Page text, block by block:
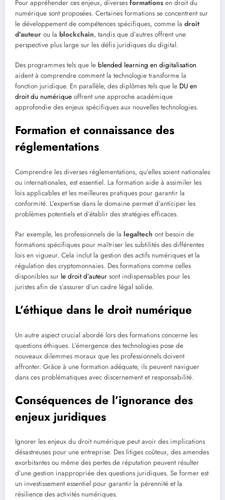
Pour appréhender ces enjeux, diverses formations en droit du
numérique sont proposées. Certaines formations se concentrent sur
le développement de compétences spécifiques, comme la droit
d’auteur ou la blockchain, tandis que d’autres offrent une
perspective plus large sur les défis juridiques du digital.
Des programmes tels que le blended learning en digitalisation
aident à comprendre comment la technologie transforme la
fonction juridique. En parallèle, des diplômes tels que le DU en
droit du numérique offrent une approche académique
approfondie des enjeux spécifiques aux nouvelles technologies.
Formation et connaissance des
réglementations
Comprendre les diverses réglementations, qu’elles soient nationales
ou internationales, est essentiel. La formation aide à assimiler les
lois applicables et les meilleures pratiques pour garantir la
conformité. L’expertise dans le domaine permet d’anticiper les
problèmes potentiels et d’établir des stratégies efficaces.
Par exemple, les professionnels de la legaltech ont besoin de
formations spécifiques pour maîtriser les subtilités des différentes
lois en vigueur. Cela inclut la gestion des actifs numériques et la
régulation des cryptomonnaies. Des formations comme celles
disponibles sur le droit d’auteur sont indispensables pour les
juristes afin de s’assurer d’un cadre légal solide.
L’éthique dans le droit numérique
Un autre aspect crucial abordé lors des formations concerne les
questions éthiques. L’émergence des technologies pose de
nouveaux dilemmes moraux que les professionnels doivent
affronter. Grâce à une formation adéquate, ils peuvent naviguer
dans ces problématiques avec discernement et responsabilité.
Conséquences de l’ignorance des
enjeux juridiques
Ignorer les enjeux du droit numérique peut avoir des implications
désastreuses pour une entreprise. Des litiges coûteux, des amendes
exorbitantes ou même des pertes de réputation peuvent résulter
d’une gestion inappropriée des questions juridiques. Se former est
un investissement essentiel pour garantir la pérennité et la
résilience des activités numériques.